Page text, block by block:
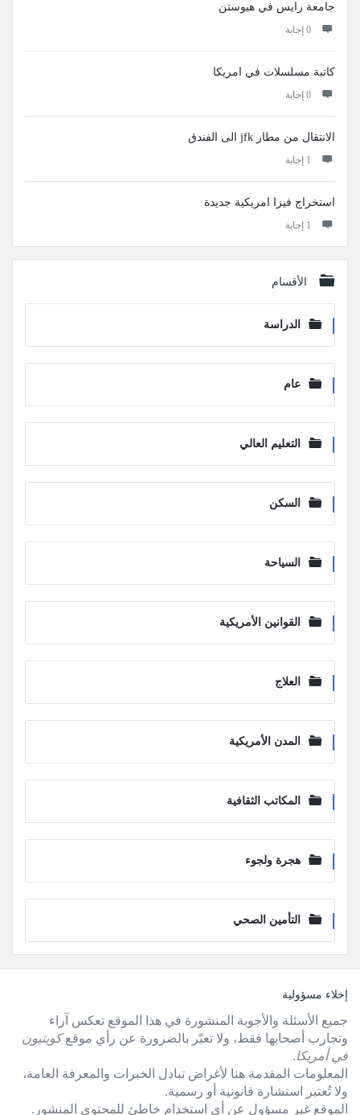
جامعة رايس في هيوستن
‫0 إجابة
كاتبة مسلسلات في امريكا
‫0 إجابة
الانتقال من مطار jfk الى الفندق
‫1 إجابة
استخراج فيزا امريكية جديدة
‫1 إجابة
الأقسام
الدراسة
عام
التعليم العالي
السكن
السياحة
القوانين الأمريكية
العلاج
المدن الأمريكية
المكاتب الثقافية
هجرة ولجوء
التأمين الصحي
الفوترإخلاء مسؤولية
جميع الأسئلة والأجوبة المنشورة في هذا الموقع تعكس آراء
وتجارب أصحابها فقط، ولا تعبّر بالضرورة عن رأي موقعكويتيون
في أمريكا.
المعلومات المقدمة هنا لأغراض تبادل الخبرات والمعرفة العامة،
ولا تُعتبر استشارة قانونية أو رسمية.
الموقع غير مسؤول عن أي استخدام خاطئ للمحتوى المنشور.